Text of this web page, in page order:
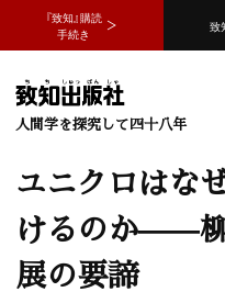
『致知』購読
手続き
致
人間学を探究して四十八年
ユニクロはな
けるのか——
展の要諦